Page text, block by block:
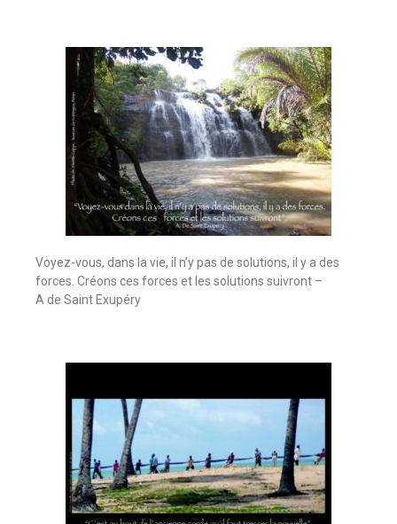
Voyez-vous, dans la vie, il n’y pas de solutions, il y a des
forces. Créons ces forces et les solutions suivront –
A de Saint Exupéry